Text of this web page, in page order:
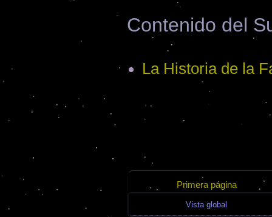
Contenido del
La Historia de la
Primera página
Vista global